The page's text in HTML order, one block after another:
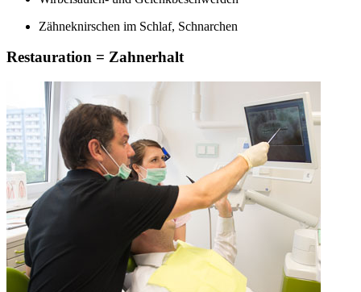
Zähneknirschen im Schlaf, Schnarchen
Restauration = Zahnerhalt